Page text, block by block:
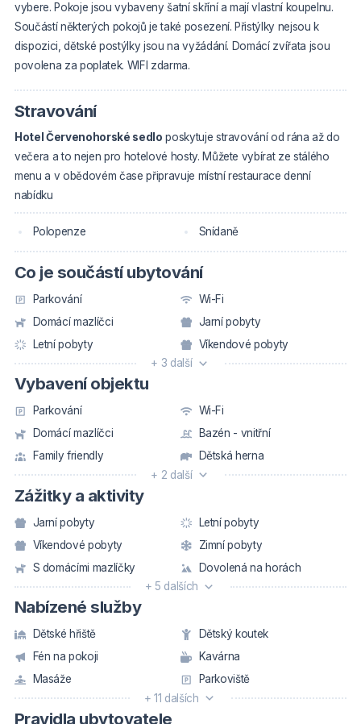
vybere. Pokoje jsou vybaveny šatní skříní a mají vlastní koupelnu.
Součástí některých pokojů je také posezení. Přistýlky nejsou k
dispozici, dětské postýlky jsou na vyžádání. Domácí zvířata jsou
povolena za poplatek. WIFI zdarma.
Stravování
Hotel Červenohorské sedlo poskytuje stravování od rána až do
večera a to nejen pro hotelové hosty. Můžete vybírat ze stálého
menu a v obědovém čase připravuje místní restaurace denní
nabídku
Polopenze Snídaně
Co je součástí ubytování
Parkování
Wi-Fi
Domácí mazlíčci
Jarní pobyty
Letní pobyty
Víkendové pobyty
+ 3 další
Vybavení objektu
Parkování
Wi-Fi
Domácí mazlíčci
Bazén - vnitřní
Family friendly
Dětská herna
+ 2 další
Zážitky a aktivity
Jarní pobyty
Letní pobyty
Víkendové pobyty
Zimní pobyty
S domácími mazlíčky
Dovolená na horách
+ 5 dalších
Nabízené služby
Dětské hřiště
Dětský koutek
Fén na pokoji
Kavárna
Masáže
Parkoviště
+ 11 dalších
Pravidla ubytovatele